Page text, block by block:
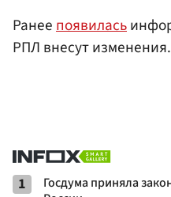
Ранеепоявилась
РПЛ внесут изменения.
1
Госдума приняла